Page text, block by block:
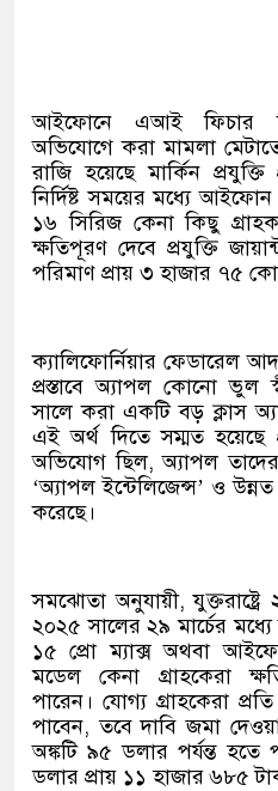
আইফোনে এআই ফিচার
অভিযোগে করা মামলা
রাজি হয়েছে মার্কিন প্রযুক্তি
নির্দিষ্ট সময়ের মধ্যে
১৬ সিরিজ কেনা কিছু
ক্ষতিপূরণ দেবে প্রযুক্তি
পরিমাণ প্রায় ৩ হাজার ৭৫
ক্যালিফোর্নিয়ার ফেডারেল
প্রস্তাবে অ্যাপল কোনো ভুল
সালে করা একটি বড় ক্লাস
এই অর্থ দিতে সম্মত হয়েছে
অভিযোগ ছিল, অ্যাপল
‘অ্যাপল ইন্টেলিজেন্স’ ও উন্নত
করেছে।
সমঝোতা অনুযায়ী,
২০২৫ সালের ২৯ মার্চের
১৫ প্রো ম্যাক্স অথবা
মডেল কেনা গ্রাহকেরা
পারেন। যোগ্য গ্রাহকেরা
পাবেন, তবে দাবি জমা
অঙ্কটি ৯৫ ডলার পর্যন্ত হতে
ডলার প্রায় ১১ হাজার ৬৮৫